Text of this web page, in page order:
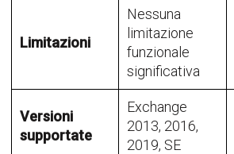
Limitazioni
Nessuna
limitazione
funzionale
significativa
Versioni
supportate
Exchange
2013, 2016,
2019, SE